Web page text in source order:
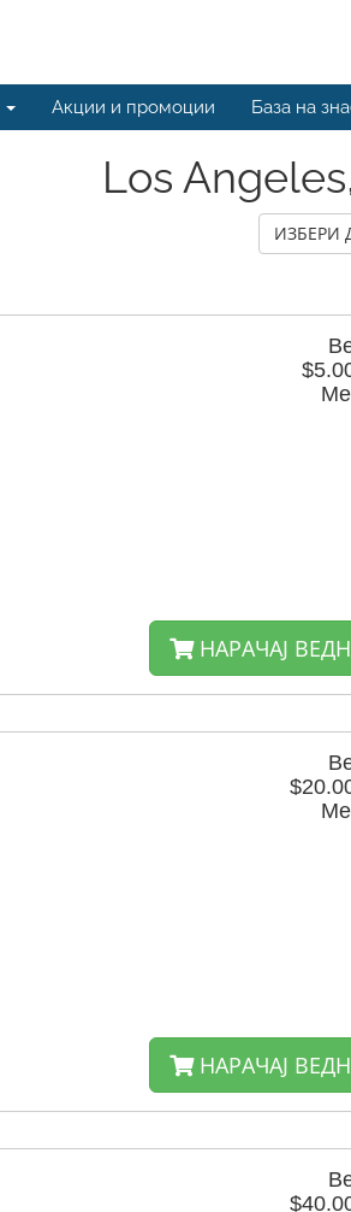
Акции и промоции База на
Los
ИЗБЕРИ
НАРАЧАЈ
НАРАЧАЈ